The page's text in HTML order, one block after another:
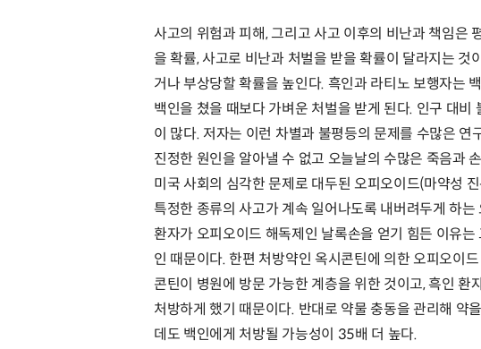
사고의 위험과 피해, 그리고 사고 이후의 비난과 책임은
을 확률, 사고로 비난과 처벌을 받을 확률이 달라지는
거나 부상당할 확률을 높인다. 흑인과 라티노 보행자는
백인을 쳤을 때보다 가벼운 처벌을 받게 된다. 인구 대
이 많다. 저자는 이런 차별과 불평등의 문제를 수많은
진정한 원인을 알아낼 수 없고 오늘날의 수많은 죽음과
미국 사회의 심각한 문제로 대두된 오피오이드(마약성
특정한 종류의 사고가 계속 일어나도록 내버려두게 하
환자가 오피오이드 해독제인 날록손을 얻기 힘든 이유
인 때문이다. 한편 처방약인 옥시콘틴에 의한 오피오이
콘틴이 병원에 방문 가능한 계층을 위한 것이고, 흑인
처방하게 했기 때문이다. 반대로 약물 충동을 관리해 약
데도 백인에게 처방될 가능성이 35배 더 높다.